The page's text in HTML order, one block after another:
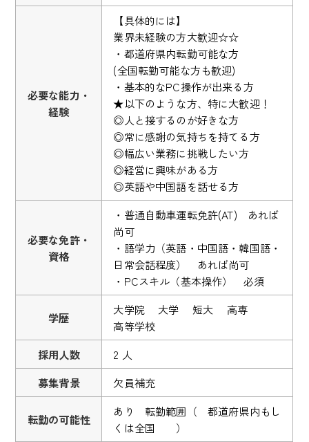
必要な能力・
経験
【具体的には】
業界未経験の方大歓迎☆☆
・都道府県内転勤可能な方
(全国転勤可能な方も歓迎)
・基本的なPC操作が出来る方
★以下のような方、特に大歓迎！
◎人と接するのが好きな方
◎常に感謝の気持ちを持てる方
◎幅広い業務に挑戦したい方
◎経営に興味がある方
◎英語や中国語を話せる方
必要な免許・
資格
・普通自動車運転免許(AT) あれば
尚可
・語学力（英語・中国語・韓国語・
日常会話程度） あれば尚可
・PCスキル（基本操作） 必須
学歴
大学院 大学 短大 高専
高等学校
採用人数
2 人
募集背景
欠員補充
転勤の可能性
あり 転勤範囲（ 都道府県内もし
くは全国 ）